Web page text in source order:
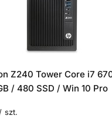
Z240 Tower Core i7
/ 480 SSD / Win 10 Pro
/ szt.